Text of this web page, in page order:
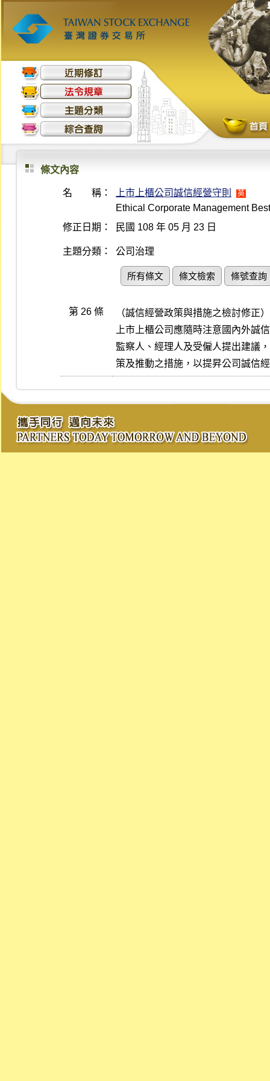
條文內容
名 稱： 上市上櫃公司誠信經營守則 英
Ethical Corporate Management
修正日期：
民國 108 年 05 月 23 日
主題分類： 公司治理
所有條文 條文檢索 條號查詢
第 26 條
（誠信經營政策與措施之檢討修正）
上市上櫃公司應隨時注意國內外誠
監察人、經理人及受僱人提出建議
策及推動之措施，以提昇公司誠信